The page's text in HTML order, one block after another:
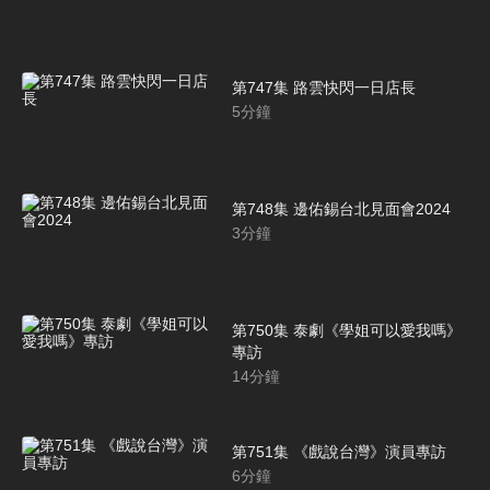
第747集 路雲快閃一日店長
5分鐘
第748集 邊佑錫台北見面會2024
3分鐘
第750集 泰劇《學姐可以愛我嗎》
專訪
14分鐘
第751集 《戲說台灣》演員專訪
6分鐘